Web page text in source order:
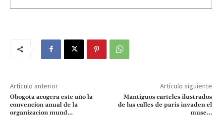
Artículo anterior
Obogota acogera este año la
convencion anual de la
organizacion mund…
Artículo siguiente
Mantiguos carteles ilustrados
de las calles de paris invaden el
muse…